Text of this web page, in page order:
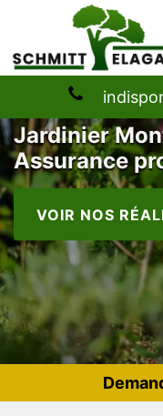
Jardinier
Assurance
VOIR NOS